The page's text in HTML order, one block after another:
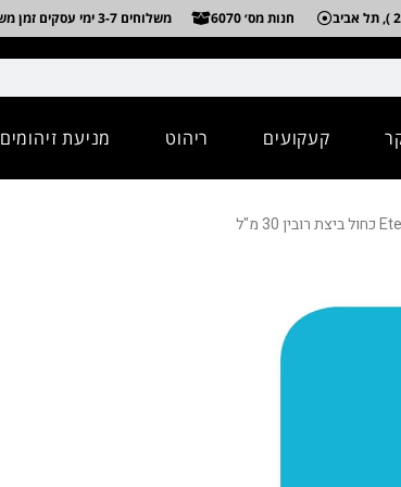
חנות מס׳ 6070 משלוחים 3-7 ימי עסקים זמן משוער בלבד
קעקועים ריהוט מניעת זיהומים